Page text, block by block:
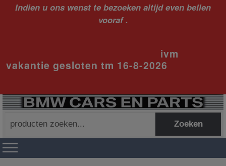
Indien u ons wenst te bezoeken altijd even bellen
vooraf .
ivm
vakantie gesloten tm 16-8-2026
naar:
Zoeken